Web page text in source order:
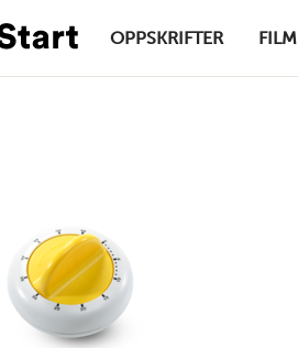
OPPSKRIFTER FILM